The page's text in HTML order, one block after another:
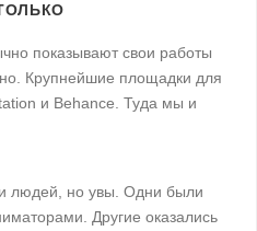
показывают свои работы
Крупнейшие площадки для
и Behance. Туда мы и
людей, но увы. Одни были
Другие оказались